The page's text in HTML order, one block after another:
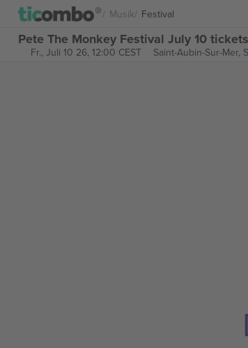
Musik Festival
Pete The Monkey Festival July 10 tickets
Fr., Juli 10 26, 12:00 CEST Saint-Aubin-Sur-Mer,